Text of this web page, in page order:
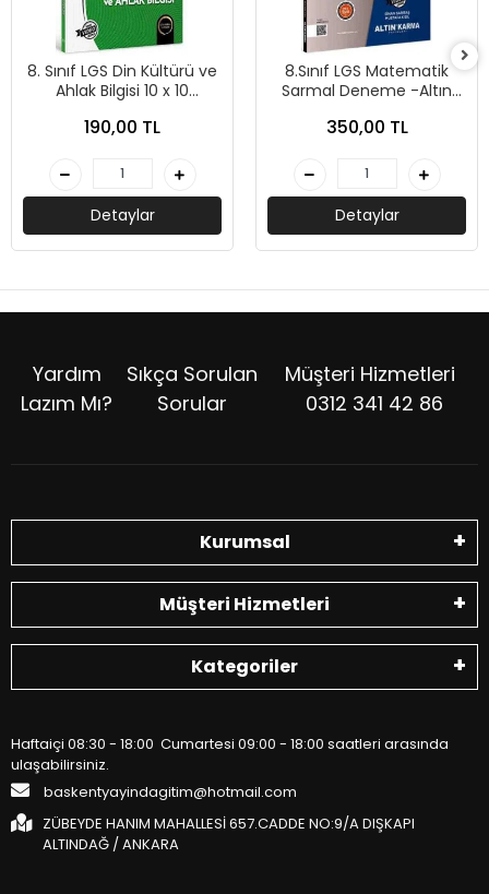
8. Sınıf LGS Din Kültürü ve
Ahlak Bilgisi 10 x 10
Yayınları
190,00 TL
Detaylar
8.Sınıf LGS Matematik
Sarmal Deneme -Altın
350,00 TL
Detaylar
Yardım
Lazım Mı?
Sıkça Sorulan
Sorular
Müşteri Hizmetleri
0312 341 42 86
Kurumsal
Müşteri Hizmetleri
Kategoriler
Haftaiçi 08:30 - 18:00 Cumartesi 09:00 - 18:00 saatleri arasında
ulaşabilirsiniz.
baskentyayindagitim@hotmail.com
ZÜBEYDE HANIM MAHALLESİ 657.CADDE NO:9/A DIŞKAPI
ALTINDAĞ / ANKARA